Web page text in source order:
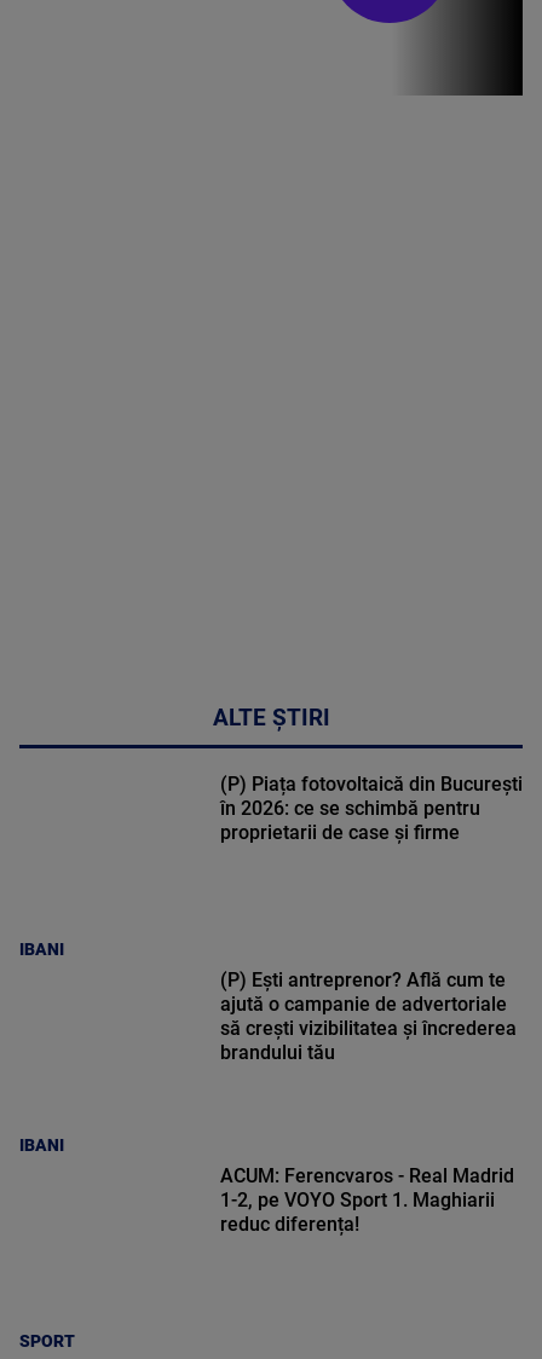
ALTE ȘTIRI
IBANI
(P) Piața fotovoltaică din București
în 2026: ce se schimbă pentru
proprietarii de case și firme
IBANI
(P) Ești antreprenor? Află cum te
ajută o campanie de advertoriale
să crești vizibilitatea și încrederea
brandului tău
SPORT
ACUM: Ferencvaros - Real Madrid
1-2, pe VOYO Sport 1. Maghiarii
reduc diferența!